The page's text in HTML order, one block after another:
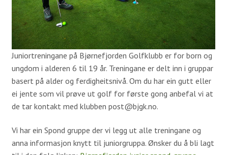
Simulatorer
Proshop
Kafeteria
Samarbeidspartnere
Historie
Banen
Baneguide
Green Keepers Corner
Juniortreningane på Bjørnefjorden Golfklubb er for born og
ungdom i alderen 6 til 19 år. Treningane er delt inn i gruppar
basert på alder og ferdigheitsnivå. Om du har ein gutt eller
ei jente som vil prøve ut golf for første gong anbefal vi at
de tar kontakt med klubben post@bjgk.no.
Vi har ein Spond gruppe der vi legg ut alle treningane og
anna informasjon knytt til juniorgruppa. Ønsker du å bli lagt